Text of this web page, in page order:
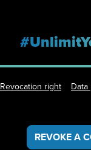
Revocation right
REVOKE A